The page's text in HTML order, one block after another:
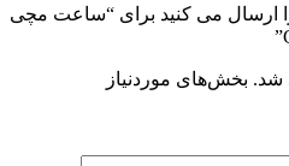
را ارسال می کنید برای “ساعت مچی
شد. بخش‌های موردنیاز